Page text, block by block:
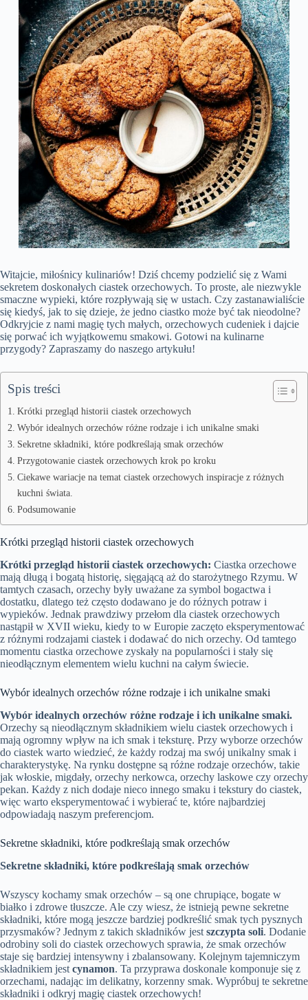
Witajcie, miłośnicy kulinariów! Dziś chcemy podzielić się z Wami
sekretem doskonałych ciastek orzechowych. To proste, ale niezwykle
smaczne wypieki, które rozpływają się w ustach. Czy zastanawialiście
się kiedyś, jak to się dzieje, że jedno ciastko może być tak nieodolne?
Odkryjcie z nami magię tych małych, orzechowych cudeniek i dajcie
się porwać ich wyjątkowemu smakowi. Gotowi na kulinarne
przygody? Zapraszamy do naszego artykułu!
Spis treści
Krótki przegląd historii ciastek orzechowych
Wybór idealnych orzechów różne rodzaje i ich unikalne smaki
Sekretne składniki, które podkreślają smak orzechów
Przygotowanie ciastek orzechowych krok po kroku
Ciekawe wariacje na temat ciastek orzechowych inspiracje z różnych
kuchni świata.
Podsumowanie
Krótki przegląd historii ciastek orzechowych
Krótki przegląd historii ciastek orzechowych: Ciastka orzechowe
mają długą i bogatą historię, sięgającą aż do starożytnego Rzymu. W
tamtych czasach, orzechy były uważane za symbol bogactwa i
dostatku, dlatego też często dodawano je do różnych potraw i
wypieków. Jednak prawdziwy przełom dla ciastek orzechowych
nastąpił w XVII wieku, kiedy to w Europie zaczęto eksperymentować
z różnymi rodzajami ciastek i dodawać do nich orzechy. Od tamtego
momentu ciastka orzechowe zyskały na popularności i stały się
nieodłącznym elementem wielu kuchni na całym świecie.
Wybór idealnych orzechów różne rodzaje i ich unikalne smaki
Wybór idealnych orzechów różne rodzaje i ich unikalne smaki.
Orzechy są nieodłącznym składnikiem wielu ciastek orzechowych i
mają ogromny wpływ na ich smak i teksturę. Przy wyborze orzechów
do ciastek warto wiedzieć, że każdy rodzaj ma swój unikalny smak i
charakterystykę. Na rynku dostępne są różne rodzaje orzechów, takie
jak włoskie, migdały, orzechy nerkowca, orzechy laskowe czy orzechy
pekan. Każdy z nich dodaje nieco innego smaku i tekstury do ciastek,
więc warto eksperymentować i wybierać te, które najbardziej
odpowiadają naszym preferencjom.
Sekretne składniki, które podkreślają smak orzechów
Sekretne składniki, które podkreślają smak orzechów
Wszyscy kochamy smak orzechów – są one chrupiące, bogate w
białko i zdrowe tłuszcze. Ale czy wiesz, że istnieją pewne sekretne
składniki, które mogą jeszcze bardziej podkreślić smak tych pysznych
przysmaków? Jednym z takich składników jest szczypta soli. Dodanie
odrobiny soli do ciastek orzechowych sprawia, że smak orzechów
staje się bardziej intensywny i zbalansowany. Kolejnym tajemniczym
składnikiem jest cynamon. Ta przyprawa doskonale komponuje się z
orzechami, nadając im delikatny, korzenny smak. Wypróbuj te sekretne
składniki i odkryj magię ciastek orzechowych!